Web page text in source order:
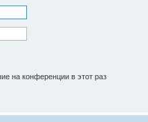
на конференции в этот раз